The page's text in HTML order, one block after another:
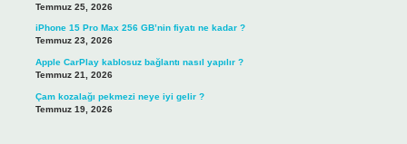
Temmuz 25, 2026
iPhone 15 Pro Max 256 GB’nin fiyatı ne kadar ?
Temmuz 23, 2026
Apple CarPlay kablosuz bağlantı nasıl yapılır ?
Temmuz 21, 2026
Çam kozalağı pekmezi neye iyi gelir ?
Temmuz 19, 2026